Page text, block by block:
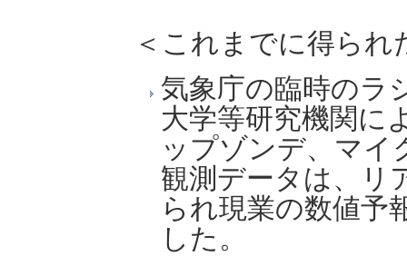
＜これまでに得られ
気象庁の臨時のラ
大学等研究機関に
ップゾンデ、マイ
観測データは、リ
られ現業の数値予
した。